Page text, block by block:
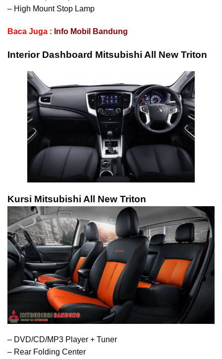
– High Mount Stop Lamp
Baca Juga : Info Mobil Bandung
Interior Dashboard Mitsubishi All New Triton
Kursi Mitsubishi All New Triton
– DVD/CD/MP3 Player + Tuner
– Rear Folding Center